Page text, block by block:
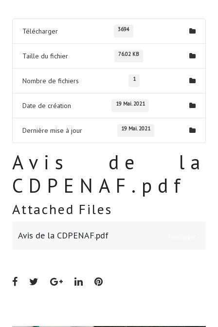
Télécharger 3694
Taille du fichier 76.02 KB
Nombre de fichiers 1
Date de création 19 Mai. 2021
Dernière mise à jour 19 Mai. 2021
Avis de la
CDPENAF.pdf
Attached Files
Avis de la CDPENAF.pdf
Facebook
TwitterGoogle+LinkedInPinterest